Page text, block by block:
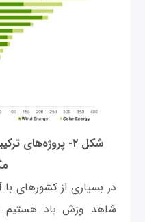
در بسیاری از کشورهای
شاهد وزش باد هستیم